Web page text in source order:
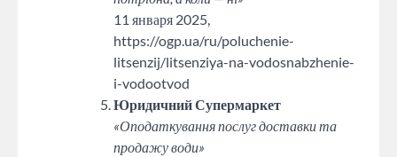
11 января 2025,
https://ogp.ua/ru/poluchenie-
litsenzij/litsenziya-na-vodosnabzhenie-
i-vodootvod
Юридичний Супермаркет
«Оподаткування послуг доставки та
продажу води»